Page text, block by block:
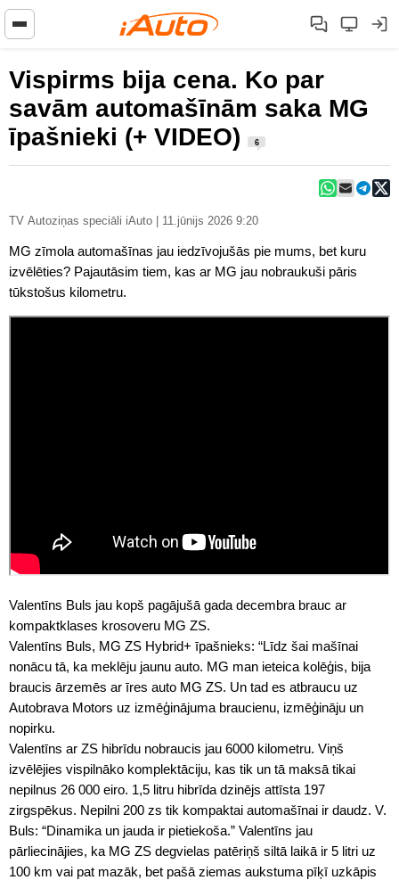
Vispirms bija cena. Ko par
savām automašīnām saka MG
īpašnieki (+ VIDEO)
6
TV Autoziņas speciāli iAuto | 11.jūnijs 2026 9:20
MG zīmola automašīnas jau iedzīvojušās pie mums, bet kuru
izvēlēties? Pajautāsim tiem, kas ar MG jau nobraukuši pāris
tūkstošus kilometru.
Valentīns Buls jau kopš pagājušā gada decembra brauc ar
kompaktklases krosoveru MG ZS.
Valentīns Buls, MG ZS Hybrid+ īpašnieks: “Līdz šai mašīnai
nonācu tā, ka meklēju jaunu auto. MG man ieteica kolēģis, bija
braucis ārzemēs ar īres auto MG ZS. Un tad es atbraucu uz
Autobrava Motors uz izmēģinājuma braucienu, izmēģināju un
nopirku.
Valentīns ar ZS hibrīdu nobraucis jau 6000 kilometru. Viņš
izvēlējies vispilnāko komplektāciju, kas tik un tā maksā tikai
nepilnus 26 000 eiro. 1,5 litru hibrīda dzinējs attīsta 197
zirgspēkus. Nepilni 200 zs tik kompaktai automašīnai ir daudz. V.
Buls: “Dinamika un jauda ir pietiekoša.” Valentīns jau
pārliecinājies, ka MG ZS degvielas patēriņš siltā laikā ir 5 litri uz
100 km vai pat mazāk, bet pašā ziemas aukstuma pīķī uzkāpis